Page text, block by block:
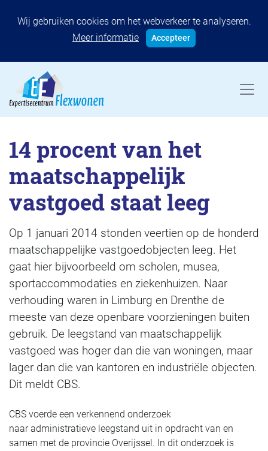
Wij gebruiken cookies om het webverkeer te analyseren.
Meer informatie
Accepteer
14 procent van het
maatschappelijk
vastgoed staat leeg
Op 1 januari 2014 stonden veertien op de honderd
maatschappelijke vastgoedobjecten leeg. Het
gaat hier bijvoorbeeld om scholen, musea,
sportaccommodaties en ziekenhuizen. Naar
verhouding waren in Limburg en Drenthe de
meeste van deze openbare voorzieningen buiten
gebruik. De leegstand van maatschappelijk
vastgoed was hoger dan die van woningen, maar
lager dan die van kantoren en industriële objecten.
Dit meldt CBS.
CBS voerde een verkennend onderzoek
naar administratieve leegstand uit in opdracht van en
samen met de provincie Overijssel. In dit onderzoek is